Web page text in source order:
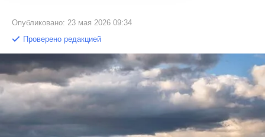
Опубликовано: 23 мая 2026 09:34
Проверено редакцией